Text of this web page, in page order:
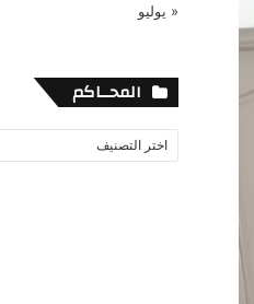
« يوليو
المحــاكم
المحــاكم